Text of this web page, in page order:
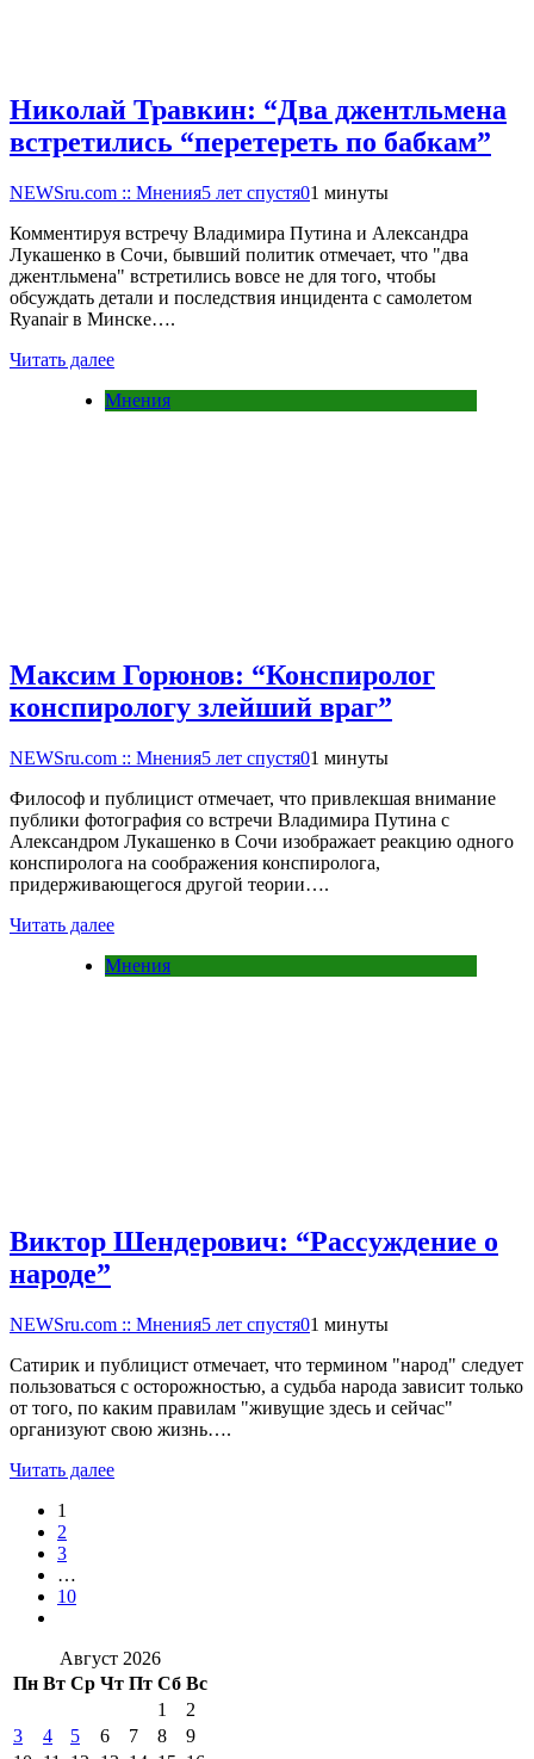
Николай Травкин: “Два джентльмена
встретились “перетереть по бабкам”
NEWSru.com :: Мнения5 лет спустя01 минуты
Комментируя встречу Владимира Путина и Александра
Лукашенко в Сочи, бывший политик отмечает, что "два
джентльмена" встретились вовсе не для того, чтобы
обсуждать детали и последствия инцидента с самолетом
Ryanair в Минске….
Читать далее
Мнения
Максим Горюнов: “Конспиролог
конспирологу злейший враг”
NEWSru.com :: Мнения5 лет спустя01 минуты
Философ и публицист отмечает, что привлекшая внимание
публики фотография со встречи Владимира Путина с
Александром Лукашенко в Сочи изображает реакцию одного
конспиролога на соображения конспиролога,
придерживающегося другой теории….
Читать далее
Мнения
Виктор Шендерович: “Рассуждение о
народе”
NEWSru.com :: Мнения5 лет спустя01 минуты
Сатирик и публицист отмечает, что термином "народ" следует
пользоваться с осторожностью, а судьба народа зависит только
от того, по каким правилам "живущие здесь и сейчас"
организуют свою жизнь….
Читать далее
1
2
3
…
10
Август 2026
Пн Вт Ср Чт Пт Сб Вс
1
2
3
4 5 6 7 8
9